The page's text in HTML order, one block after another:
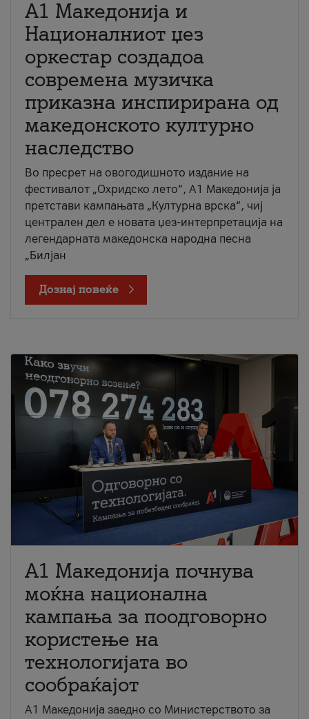
А1 Македонија и
Националниот џез
оркестар создадоа
современа музичка
приказна инспирирана од
македонското културно
наследство
Во пресрет на овогодишното издание на
фестивалот „Охридско лето“, А1 Македонија ја
претстави кампањата „Културна врска“, чиј
централен дел е новата џез-интерпретација на
легендарната македонска народна песна
„Билјан
Дознај повеќе
A1 Македонија почнува
моќна национална
кампања за поодговорно
користење на
технологијата во
сообраќајот
A1 Македонија заедно со Министерството за